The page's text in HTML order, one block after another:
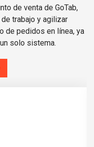
de venta de GoTab,
trabajo y agilizar
de pedidos en línea, ya
solo sistema.